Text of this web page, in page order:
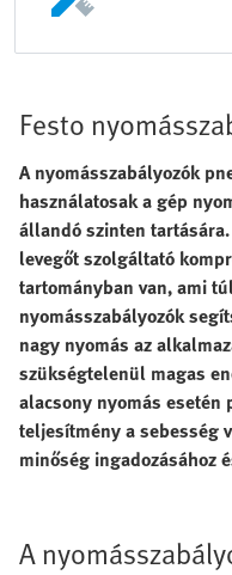
Festo
A nyomásszabályozók
használatosak a gép
állandó szinten
levegőt szolgáltató
tartományban van, ami
nyomásszabályozók
nagy nyomás az
szükségtelenül magas
alacsony nyomás esetén
teljesítmény a sebesség
minőség ingadozásához
A